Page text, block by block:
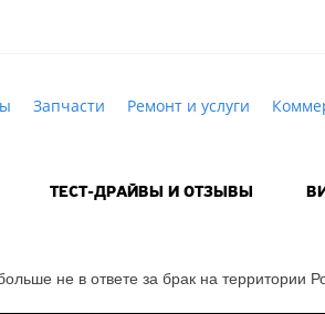
Запчасти Ремонт и услуги
ТЕСТ-ДРАЙВЫ И ОТЗЫВЫ
не в ответе за брак на территории